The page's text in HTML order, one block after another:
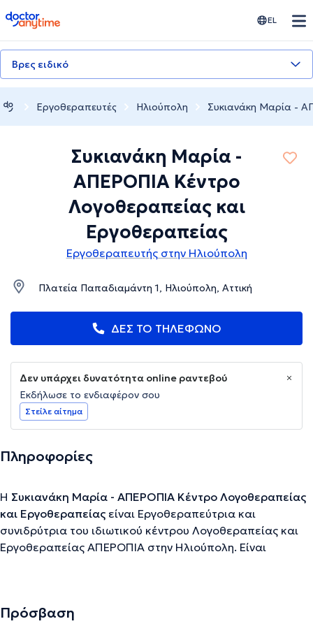
doctoranytime EL
Βρες ειδικό
Εργοθεραπευτές Ηλιούπολη Συκιανάκη Μαρία -
Συκιανάκη Μαρία -
ΑΠΕΡΟΠΙΑ Κέντρο
Λογοθεραπείας και
Εργοθεραπείας
Εργοθεραπευτής στην Ηλιούπολη
Πλατεία Παπαδιαμάντη 1, Ηλιούπολη, Αττική
ΔΕΣ ΤΟ ΤΗΛΕΦΩΝΟ
Δεν υπάρχει δυνατότητα online ραντεβού
Εκδήλωσε το ενδιαφέρον σου
Στείλε αίτημα
Πληροφορίες
Η Συκιανάκη Μαρία - ΑΠΕΡΟΠΙΑ Κέντρο Λογοθεραπείας
και Εργοθεραπείας είναι Eργοθεραπεύτρια και
συνιδρύτρια του ιδιωτικού κέντρου Λογοθεραπείας και
Εργοθεραπείας ΑΠΕΡΟΠΙΑ στην Ηλιούπολη. Είναι
όπου παρέχει υπηρεσίες εργοθεραπειας σε παιδιά και
Πρόσβαση